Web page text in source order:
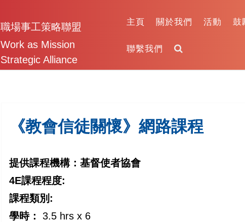
職場事工策略聯盟
Work as Mission
Strategic Alliance
主頁 關於我們 活動 鼓
聯繫我們
《教會信徒關懷》網路課程
提供課程機構：基督使者協會
4E課程程度:
課程類別:
學時：3.5 hrs x 6